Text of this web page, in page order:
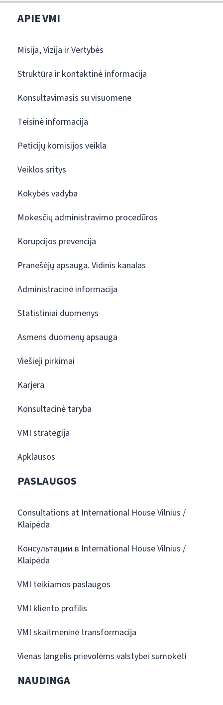
APIE VMI
Misija, Vizija ir Vertybės
Struktūra ir kontaktinė informacija
Konsultavimasis su visuomene
Teisinė informacija
Peticijų komisijos veikla
Veiklos sritys
Kokybės vadyba
Mokesčių administravimo procedūros
Korupcijos prevencija
Pranešėjų apsauga. Vidinis kanalas
Administracinė informacija
Statistiniai duomenys
Asmens duomenų apsauga
Viešieji pirkimai
Karjera
Konsultacinė taryba
VMI strategija
Apklausos
PASLAUGOS
Consultations at International House Vilnius /
Klaipėda
Консультации в International House Vilnius /
Klaipėda
VMI teikiamos paslaugos
VMI kliento profilis
VMI skaitmeninė transformacija
Vienas langelis prievolėms valstybei sumokėti
NAUDINGA